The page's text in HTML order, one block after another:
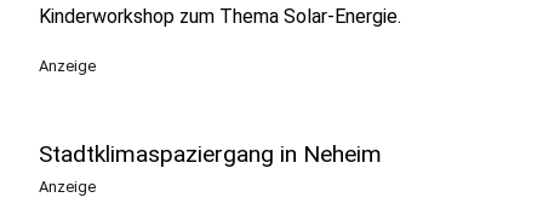
Kinderworkshop zum Thema Solar-Energie.
Anzeige
Stadtklimaspaziergang in Neheim
Anzeige